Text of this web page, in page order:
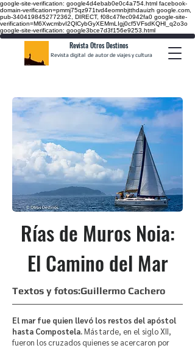
google-site-verification: google4d4ebab0e0c4a754.html facebook-
domain-verification=pmmj75qz971tvd4eomnbjtthdauizh google.com,
pub-3404198452772362, DIRECT, f08c47fec0942fa0 google-site-
verification=M6XwcmbvI2QlCybGyXEMmLIgj0cf5VFsdKQHl_q2o3o
google-site-verification: google3bce7d3f156e9253.html
Revista Otros Destinos
Revista digital de autor de viajes y cultura
Rías de Muros Noia:
El Camino del Mar
Textos y fotos:Guillermo Cachero
El mar fue quien llevó los restos del apóstol
hasta Compostela.Más tarde, en el siglo XII,
fueron los cruzados quienes se acercaron por